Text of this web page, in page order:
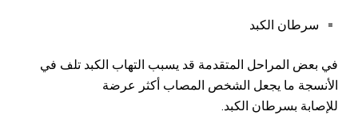
سرطان الكبد
في بعض المراحل المتقدمة قد يسبب التهاب الكبد تلف في
الأنسجة ما يجعل الشخص المصاب أكثر عرضة
للإصابة بسرطان الكبد.